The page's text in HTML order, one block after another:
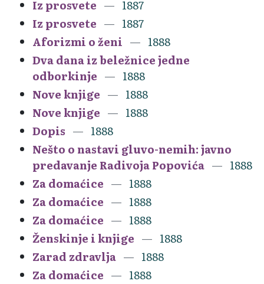
Iz prosvete
1887
Iz prosvete
1887
Aforizmi o ženi
1888
Dva dana iz beležnice jedne
odborkinje
1888
Nove knjige
1888
Nove knjige
1888
Dopis
1888
Nešto o nastavi gluvo-nemih: javno
predavanje Radivoja Popovića
1888
Za domaćice
1888
Za domaćice
1888
Za domaćice
1888
Ženskinje i knjige
1888
Zarad zdravlja
1888
Za domaćice
1888